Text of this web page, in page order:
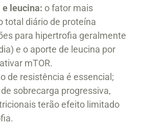
leucina: o fator mais
total diário de proteína
para hipertrofia geralmente
e o aporte de leucina por
mTOR.
de resistência é essencial;
sobrecarga progressiva,
terão efeito limitado